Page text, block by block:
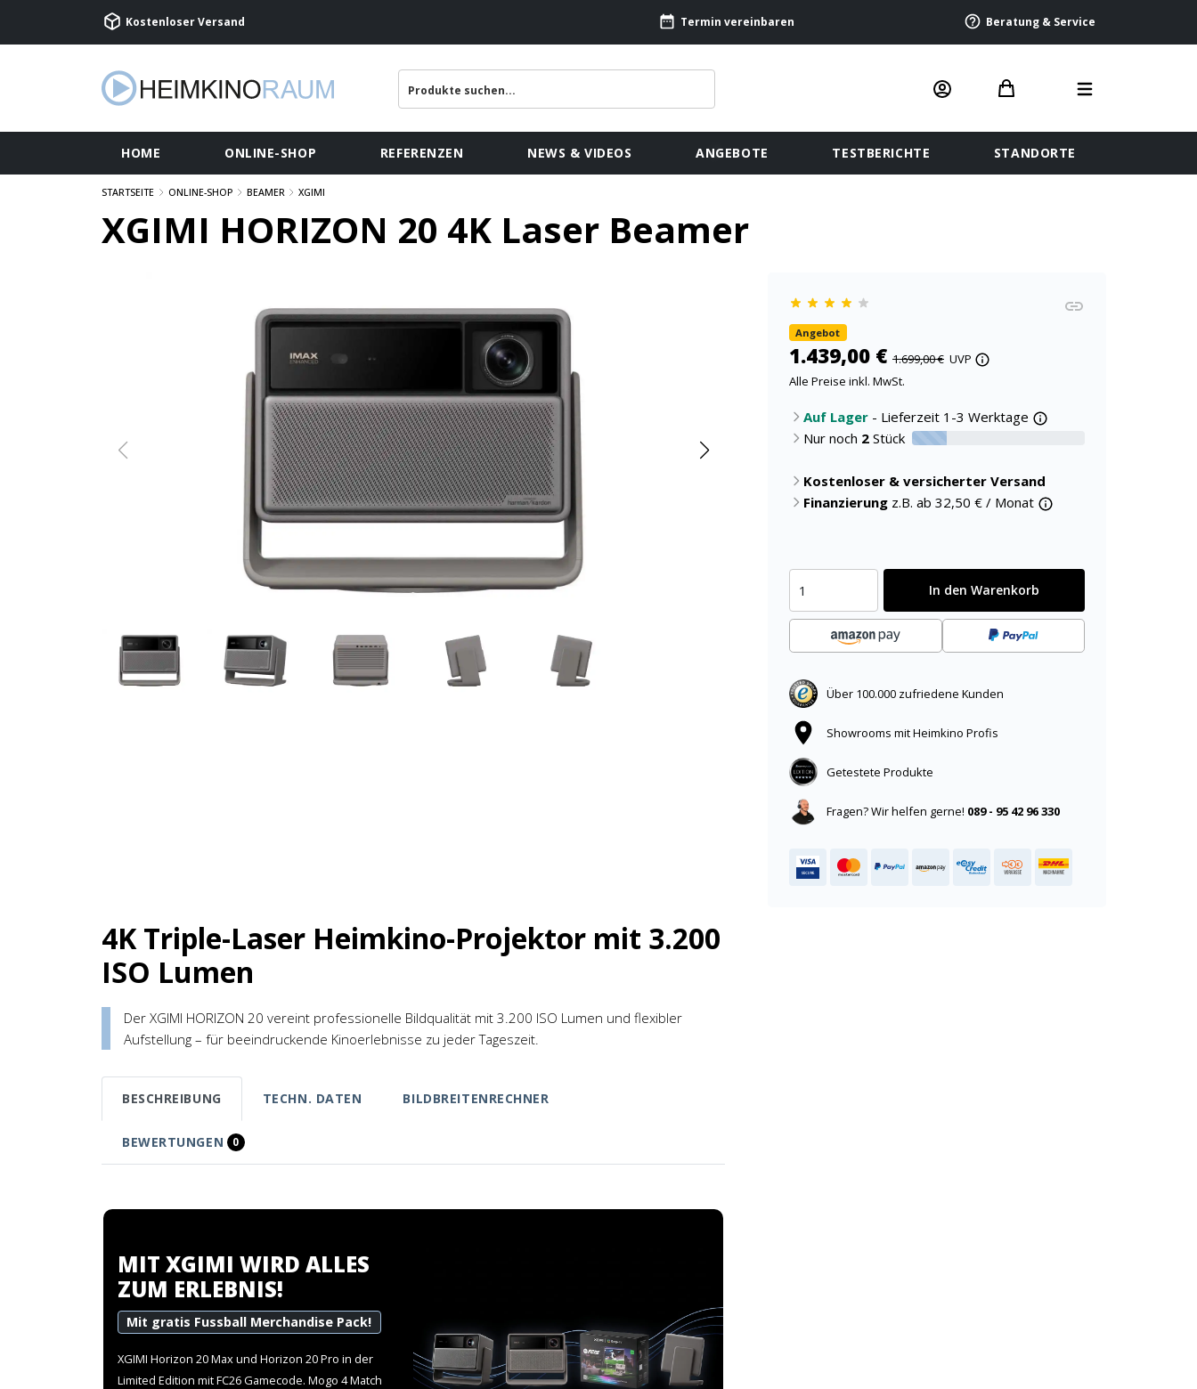
Kostenloser Versand Termin vereinbaren Beratung & Service
HOME ONLINE-SHOP REFERENZEN NEWS & VIDEOS ANGEBOTE TESTBERICHTE STANDORTE
STARTSEITE ONLINE-SHOP BEAMER XGIMI
XGIMI HORIZON 20 4K Laser Beamer
Angebot
1.439,00 € 1.699,00 € UVP
Alle Preise inkl. MwSt.
Auf Lager - Lieferzeit 1-3 Werktage
Nur noch 2 Stück 20% verfügbar
Kostenloser & versicherter Versand
Finanzierung z.B. ab 32,50 € / Monat
In den Warenkorb
Über 100.000 zufriedene Kunden
Showrooms mit Heimkino Profis
Getestete Produkte
Fragen? Wir helfen gerne! 089 - 95 42 96 330
4K Triple-Laser Heimkino-Projektor mit 3.200
ISO Lumen
Der XGIMI HORIZON 20 vereint professionelle Bildqualität mit 3.200 ISO Lumen und flexibler
Aufstellung – für beeindruckende Kinoerlebnisse zu jeder Tageszeit.
BESCHREIBUNG TECHN. DATEN BILDBREITENRECHNER
BEWERTUNGEN 0
MIT XGIMI WIRD ALLES
ZUM ERLEBNIS!
Mit gratis Fussball Merchandise Pack!
XGIMI Horizon 20 Max und Horizon 20 Pro in der
Limited Edition mit FC26 Gamecode. Mogo 4 Match